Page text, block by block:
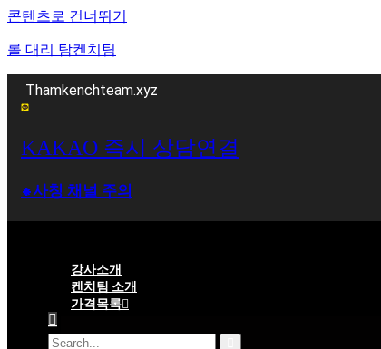
콘텐츠로 건너뛰기
롤 대리 탐켄치팀
Thamkenchteam.xyz
KAKAO 즉시 상담연결
⁕사칭 채널 주의
강사소개
켄치팀 소개
가격목록
대리랭크 가격표